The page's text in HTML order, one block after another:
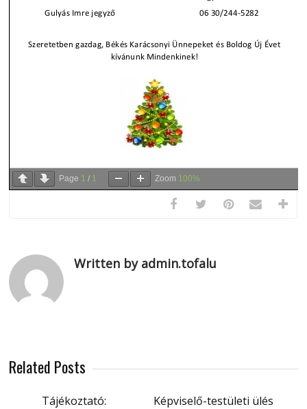
Page 1 / 1 Zoom 100%
Written by admin.tofalu
Related Posts
Tájékoztató:
Képviselő-testületi ülés